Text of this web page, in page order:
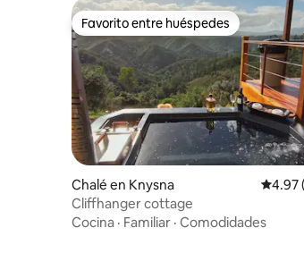
Favorito entre huéspedes
Favorito entre huéspedes
Chalé en Knysna
4.97
Cliffhanger cottage
Cocina · Familiar · Comodidades